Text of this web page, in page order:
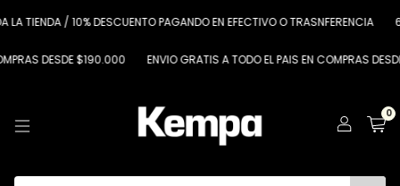
/ 10% DESCUENTO PAGANDO EN EFECTIVO O TRASNFERENCIA 6
DESDE $190.000 ENVIO GRATIS A TODO EL PAIS EN COMPRAS DESDE
0